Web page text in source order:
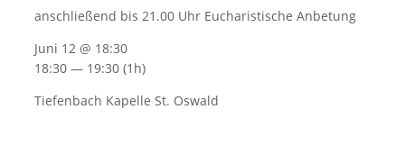
anschließend bis 21.00 Uhr Eucharistische Anbetung
Juni 12 @ 18:30
18:30 — 19:30 (1h)
Tiefenbach Kapelle St. Oswald